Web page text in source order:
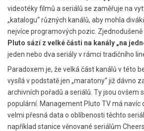
videotéky filmů a seriálů se zaměřuje na
„katalogu“ různých kanálů, aby mohla
nejvíce programových pozic. Zjednodušeně
Pluto sází z velké části na kanály „na
jeden nebo dva seriály v rámci tradičního
Paradoxem je, že velká část kanálů v této
vysílá v podstatě jen „maratony“ již dávno
archivních pořadů a seriálů. Ty jsou ovšem
populární. Management Pluto TV má navíc
velmi přesná data o oblíbenosti těchto
například stanice věnované seriálům